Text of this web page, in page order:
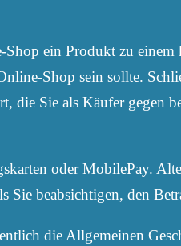
ein Produkt zu einem
Shop sein sollte.
die Sie als Käufer gegen
oder MobilePay.
beabsichtigen, den
die Allgemeinen